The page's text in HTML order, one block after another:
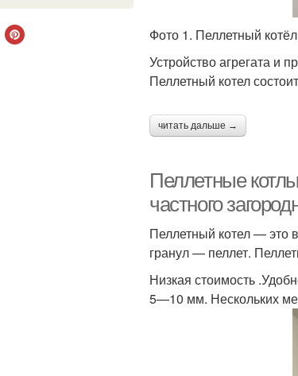
Фото 1. Пеллетный
Устройство агрегата и
Пеллетный котел
читать дальше →
Пеллетные
частного
Пеллетный котел — это
гранул — пеллет.
Низкая стоимость
5—10 мм. Нескольких